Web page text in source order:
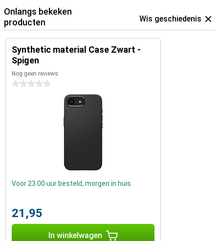
Onlangs bekeken
producten
Wis geschiedenis
Synthetic material Case Zwart -
Spigen
Nog geen reviews
0 sterren
Voor 23:00 uur besteld, morgen in huis
21,95
In winkelwagen